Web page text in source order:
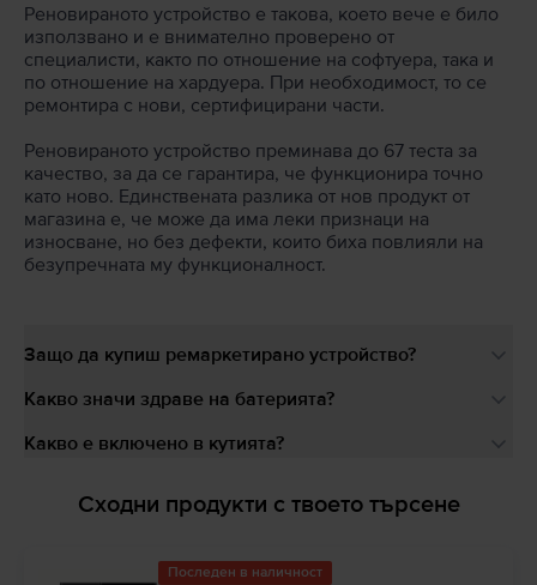
Реновираното устройство е такова, което вече е било
използвано и е внимателно проверено от
специалисти, както по отношение на софтуера, така и
по отношение на хардуера. При необходимост, то се
ремонтира с нови, сертифицирани части.
Реновираното устройство преминава до 67 теста за
качество, за да се гарантира, че функционира точно
като ново. Единствената разлика от нов продукт от
магазина е, че може да има леки признаци на
износване, но без дефекти, които биха повлияли на
безупречната му функционалност.
Защо да купиш ремаркетирано устройство?
Какво значи здраве на батерията?
Какво е включено в кутията?
Сходни продукти с твоето търсене
Последен в наличност